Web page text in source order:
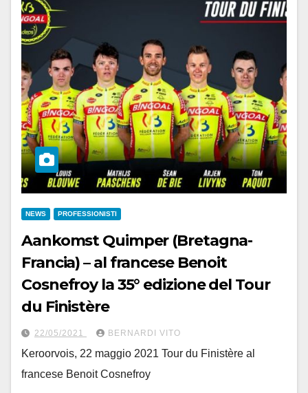
NEWS PROFESSIONISTI
Aankomst Quimper (Bretagna-
Francia) – al francese Benoit
Cosnefroy la 35° edizione del Tour
du Finistère
22/05/2021 BERNARDI VITO
Keroorvois, 22 maggio 2021 Tour du Finistère al
francese Benoit Cosnefroy